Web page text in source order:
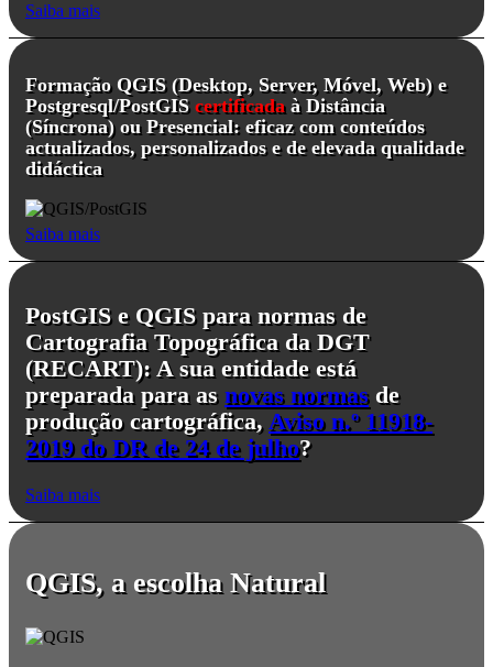
Saiba mais
Formação QGIS (Desktop, Server, Móvel, Web) e
Postgresql/PostGIS certificadaà Distância
(Síncrona) ou Presencial: eficaz com conteúdos
actualizados, personalizados e de elevada qualidade
didáctica
Saiba mais
PostGIS e QGIS para normas de
Cartografia Topográfica da DGT
(RECART): A sua entidade está
preparada para as novas normasde
produção cartográfica,Aviso n.º 11918-
2019 do DR de 24 de julho?
Saiba mais
QGIS, a escolha Natural